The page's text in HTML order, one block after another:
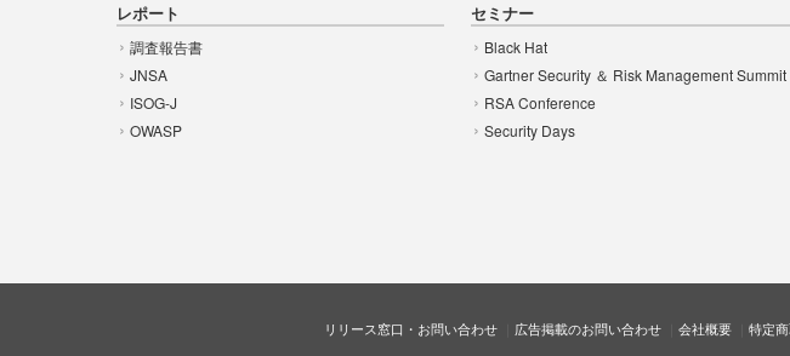
レポート
調査報告書
JNSA
ISOG-J
OWASP
セミナー
Black Hat
Gartner Security ＆ Risk Management Summit
RSA Conference
Security Days
リリース窓口・お問い合わせ 広告掲載のお問い合わせ 会社概要 特定